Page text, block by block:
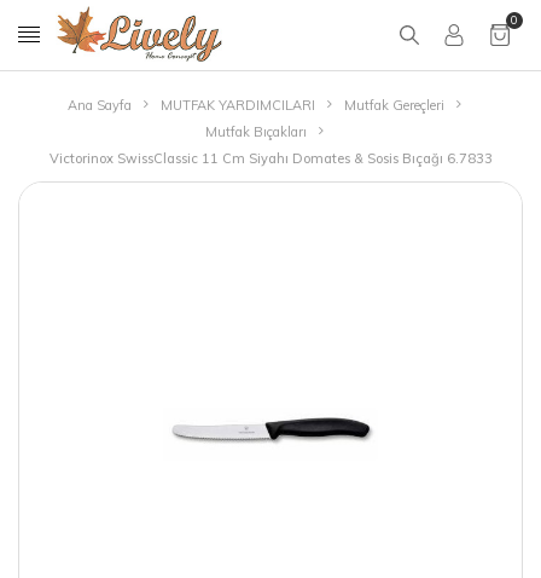
0
Ana Sayfa MUTFAK YARDIMCILARI
Mutfak Gereçleri
Mutfak Bıçakları
Victorinox SwissClassic 11 Cm Siyahı Domates & Sosis Bıçağı 6.7833